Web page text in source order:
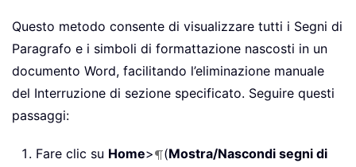
Questo metodo consente di visualizzare tutti i Segni di
Paragrafo e i simboli di formattazione nascosti in un
documento Word, facilitando l’eliminazione manuale
del Interruzione di sezione specificato. Seguire questi
passaggi:
Fare clic su Home> (Mostra/Nascondi segni di